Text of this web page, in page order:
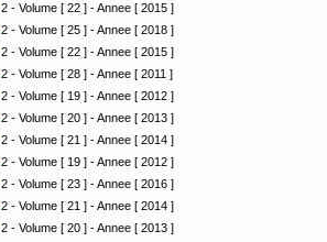
2 - Volume [ 22 ] - Annee [ 2015 ]
2 - Volume [ 25 ] - Annee [ 2018 ]
2 - Volume [ 22 ] - Annee [ 2015 ]
2 - Volume [ 28 ] - Annee [ 2011 ]
2 - Volume [ 19 ] - Annee [ 2012 ]
2 - Volume [ 20 ] - Annee [ 2013 ]
2 - Volume [ 21 ] - Annee [ 2014 ]
2 - Volume [ 19 ] - Annee [ 2012 ]
2 - Volume [ 23 ] - Annee [ 2016 ]
2 - Volume [ 21 ] - Annee [ 2014 ]
2 - Volume [ 20 ] - Annee [ 2013 ]